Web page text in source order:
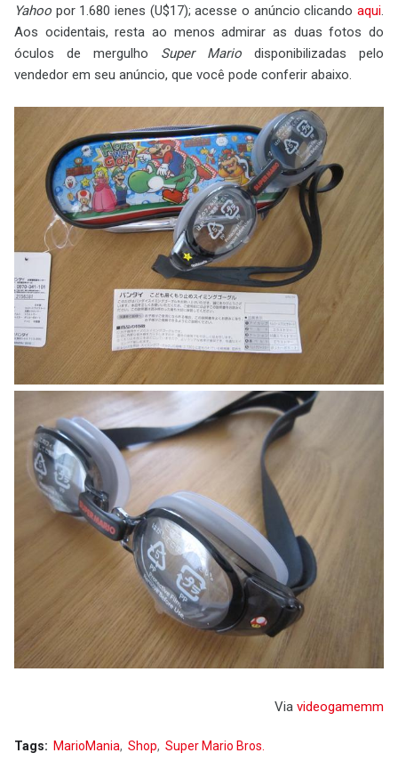
Yahoo por 1.680 ienes (U$17); acesse o anúncio clicando aqui.
Aos ocidentais, resta ao menos admirar as duas fotos do
óculos de mergulho Super Mario disponibilizadas pelo
vendedor em seu anúncio, que você pode conferir abaixo.
Via videogamemm
Tags: MarioMania Shop Super Mario Bros.